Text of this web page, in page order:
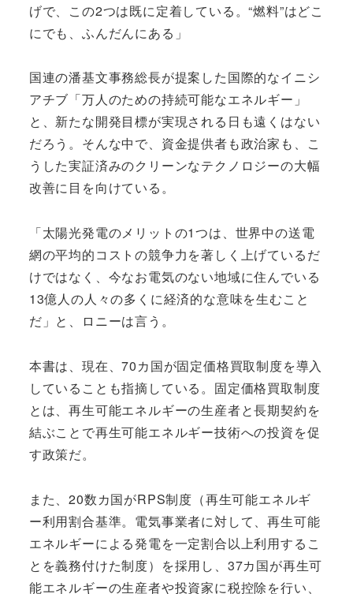
げで、この2つは既に定着している。“燃料”はどこ
にでも、ふんだんにある」
国連の潘基文事務総長が提案した国際的なイニシ
アチブ「万人のための持続可能なエネルギー」
と、新たな開発目標が実現される日も遠くはない
だろう。そんな中で、資金提供者も政治家も、こ
うした実証済みのクリーンなテクノロジーの大幅
改善に目を向けている。
「太陽光発電のメリットの1つは、世界中の送電
網の平均的コストの競争力を著しく上げているだ
けではなく、今なお電気のない地域に住んでいる
13億人の人々の多くに経済的な意味を生むこと
だ」と、ロニーは言う。
本書は、現在、70カ国が固定価格買取制度を導入
していることも指摘している。固定価格買取制度
とは、再生可能エネルギーの生産者と長期契約を
結ぶことで再生可能エネルギー技術への投資を促
す政策だ。
また、20数カ国がRPS制度（再生可能エネルギ
ー利用割合基準。電気事業者に対して、再生可能
エネルギーによる発電を一定割合以上利用するこ
とを義務付けた制度）を採用し、37カ国が再生可
能エネルギーの生産者や投資家に税控除を行い、